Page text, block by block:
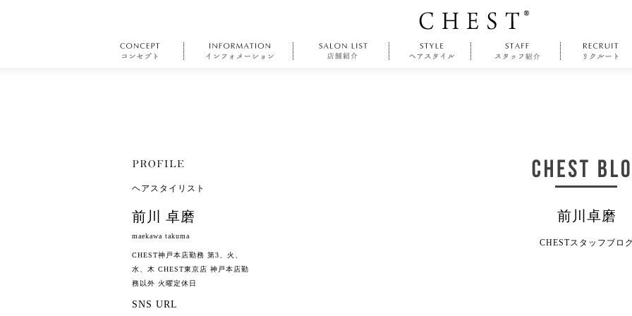
前川卓磨
CHESTスタッフブロ
ヘアスタイリスト
前川 卓磨
maekawa takuma
CHEST神戸本店勤務 第3、火、
水、木 CHEST東京店 神戸本店勤
務以外 火曜定休日
SNS URL